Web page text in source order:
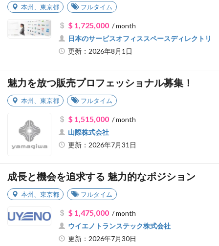
本州 東京都 フルタイム
$ 1,725,000/ month
日本のサービスオフィススペースディレクトリ
更新：2026年8月1日
魅力を放つ販売プロフェッショナル募集！
本州 東京都 フルタイム
$ 1,515,000/ month
山際株式会社
更新：2026年7月31日
成長と機会を追求する 魅力的なポジション
本州 東京都 フルタイム
$ 1,475,000/ month
ウイエノトランステック株式会社
更新：2026年7月30日